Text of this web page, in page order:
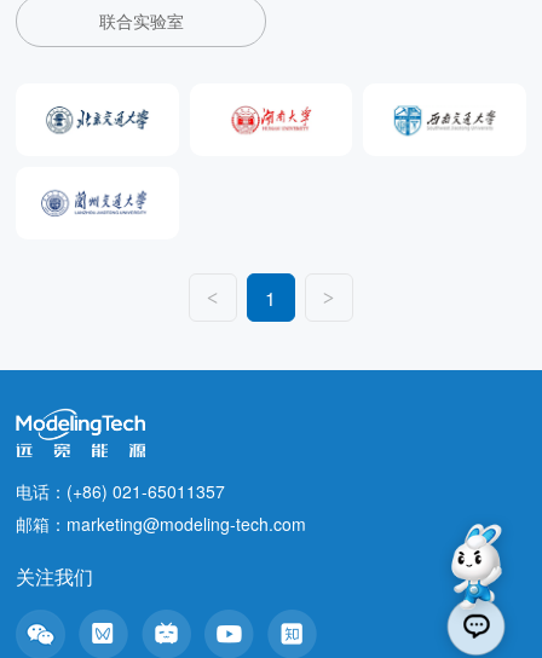
联合实验室
< 1 >
电话：(+86) 021-65011357
邮箱：marketing@modeling-tech.com
关注我们